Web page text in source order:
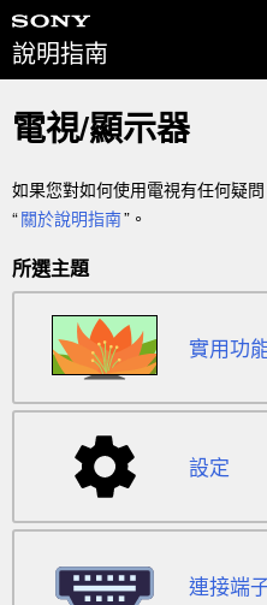
說明指南
電視/顯示器
如果您對如何使用電視有任何疑
“關於說明指南”。
所選主題
實用功
設定
連接端